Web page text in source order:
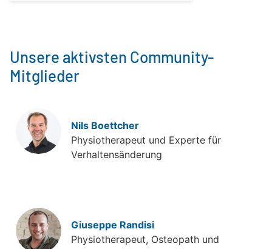
Unsere aktivsten Community-
Mitglieder
Nils Boettcher
Physiotherapeut und Experte für
Verhaltensänderung
Giuseppe Randisi
Physiotherapeut, Osteopath und